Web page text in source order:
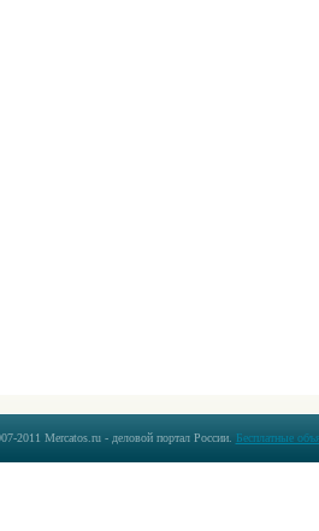
2011 Mercatos.ru - деловой портал России. Бесплатные